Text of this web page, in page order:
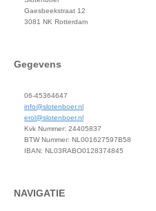
Gaesbeekstraat 12
3081 NK Rotterdam
Gegevens
06-45364647
info@slotenboer.nl
erol@slotenboer.nl
Kvk Nummer: 24405837
BTW Nummer: NL001627597B58
IBAN: NL03RABO0128374845
NAVIGATIE